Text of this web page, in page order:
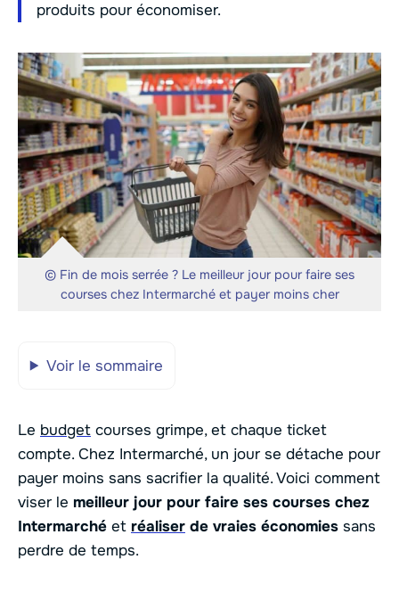
produits pour économiser.
© Fin de mois serrée ? Le meilleur jour pour faire ses
courses chez Intermarché et payer moins cher
Voir le sommaire
Le budget courses grimpe, et chaque ticket
compte. Chez Intermarché, un jour se détache pour
payer moins sans sacrifier la qualité. Voici comment
viser le meilleur jour pour faire ses courses chez
Intermarché et réaliser de vraies économies sans
perdre de temps.